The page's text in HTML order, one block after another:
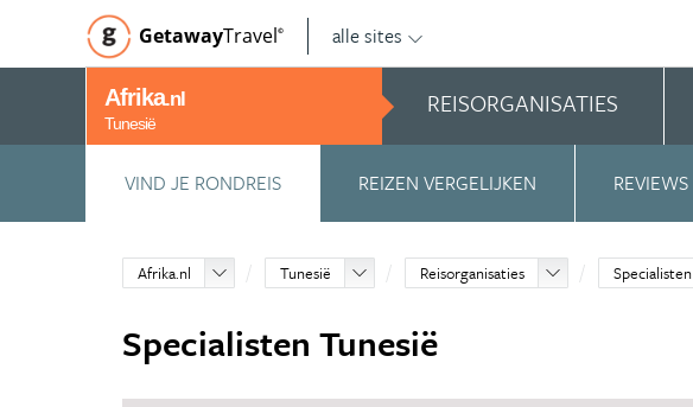
GetawayTravel© alle sites
Afrika.nl
Tunesië
REISORGANISATIES
VIND JE RONDREIS REIZEN VERGELIJKEN REVIEWS
Afrika.nl Tunesië Reisorganisaties Specialisten
Specialisten Tunesië